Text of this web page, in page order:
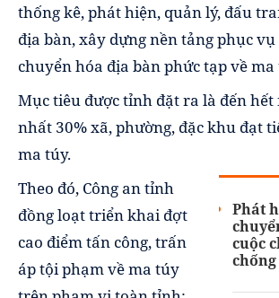
thống kê, phát hiện, quản lý, đấu
địa bàn, xây dựng nền tảng phục vụ
chuyển hóa địa bàn phức tạp về ma
Mục tiêu được tỉnh đặt ra là đến hết
nhất 30% xã, phường, đặc khu đạt
ma túy.
Phát
cuộc
Theo đó, Công an tỉnh
đồng loạt triển khai đợt
cao điểm tấn công, trấn
áp tội phạm về ma túy